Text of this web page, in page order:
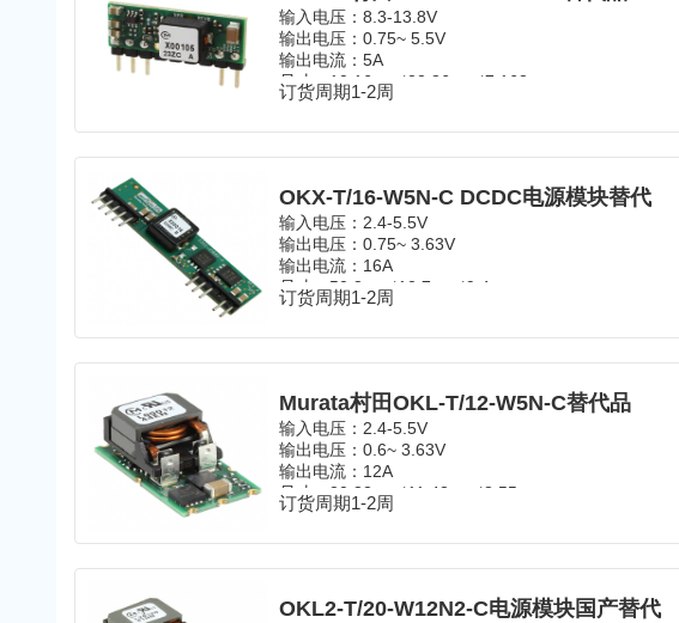
输入电压： 8.3-13.8V
输出电压： 0.75~ 5.5V
输出电流：5A
尺寸：10.16mm*22.86mm*7.163mm
温度范围：
-40℃~85℃
封装：SIP
订货周期1-2周
OKX-T/16-W5N-C DCDC电源模块替代
输入电压： 2.4-5.5V
输出电压： 0.75~ 3.63V
输出电流：16A
尺寸：50.8mm*12.7mm*9.4mm
温度范围：
-40℃~85℃
封装：SIP
订货周期1-2周
Murata村田OKL-T/12-W5N-C替代品
输入电压： 2.4-5.5V
输出电压： 0.6~ 3.63V
输出电流：12A
尺寸：20.32mm*11.43mm*8.55mm
温度范围：
-40℃~85℃
封装：SMD
订货周期1-2周
OKL2-T/20-W12N2-C电源模块国产替代